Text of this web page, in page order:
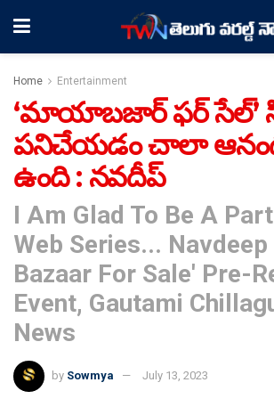
Home Entertainment
‘మాయాబజార్ ఫర్ సేల్’
పనిచేయడం చాలా
ఉంది : నవదీప్
I Am Glad To Be A
Web Series...
Bazaar For Sale' Pre-
Event, Gautami
News
by Sowmya July 13, 2023